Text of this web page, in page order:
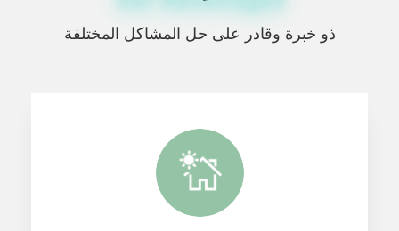
ذو خبرة وقادر على حل المشاكل المختلفة